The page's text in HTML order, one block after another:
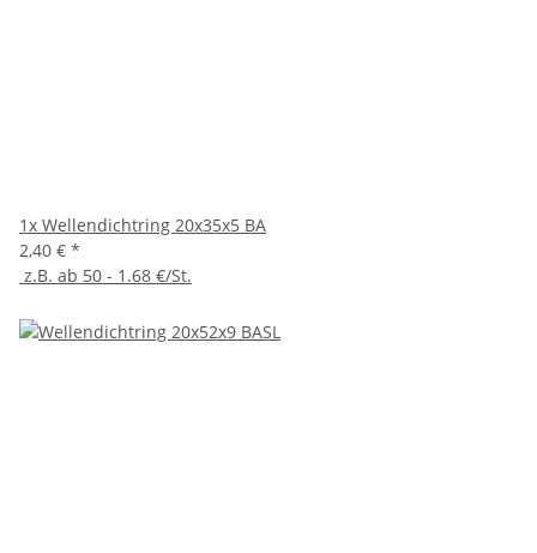
1x Wellendichtring 20x35x5 BA
2,40 € *
z.B. ab 50 - 1.68 €/St.